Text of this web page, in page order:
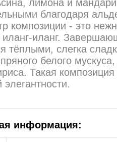
лимона и
благодаря
композиции - это
иланг.
тёплыми, слегка
белого
Такая
информация: